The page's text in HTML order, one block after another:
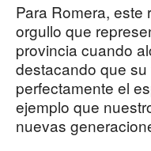
Para Romera, este
orgullo que
provincia cuando
destacando que
perfectamente el
ejemplo que
nuevas